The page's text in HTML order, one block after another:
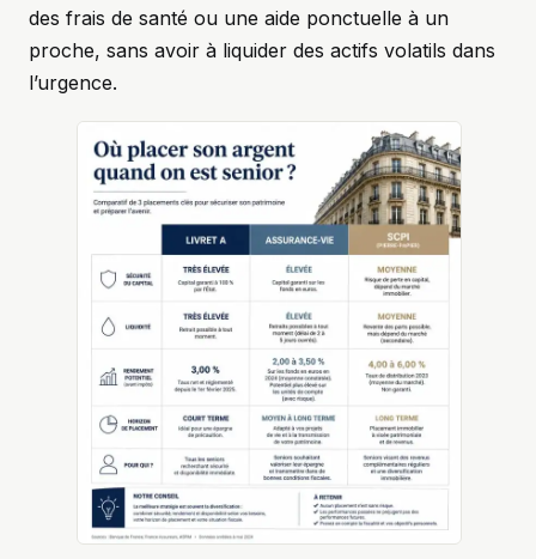
des frais de santé ou une aide ponctuelle à un
proche, sans avoir à liquider des actifs volatils dans
l’urgence.